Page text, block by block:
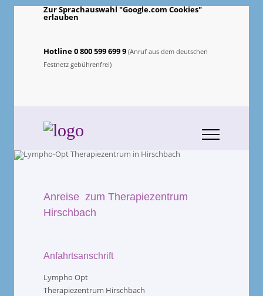
Zur Sprachauswahl "Google.com Cookies"
erlauben
Hotline 0 800 599 699 9 (Anruf aus dem deutschen
Festnetz gebührenfrei)
Anreise zum Therapiezentrum
Hirschbach
Anfahrtsanschrift
Lympho Opt
Therapiezentrum Hirschbach